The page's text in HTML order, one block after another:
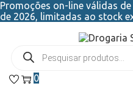
Promoções on-line válidas
de 2026, limitadas ao stock
0